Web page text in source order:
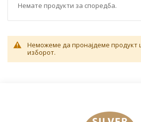
Немате продукти за споредба.
Неможеме да пронајдеме продукт
изборот.